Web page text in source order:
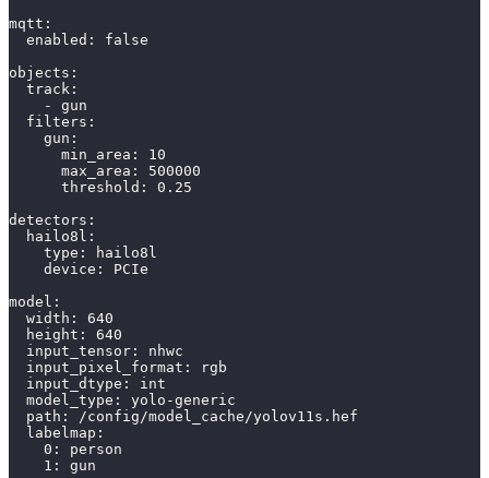
mqtt:
  enabled:
false
objects:
  track:
    - gun
  filters:
    gun:
      min_area:
10
      max_area:
500000
      threshold:
0.25
detectors:
  hailo8l:
    type: hailo8l
    device: PCIe
model:
  width:
640
  height:
640
  input_tensor: nhwc
  input_pixel_format: rgb
  input_dtype: int
  model_type: yolo-generic
  path: /config/model_cache/yolov11s.hef
  labelmap:
0 : person
1 : gun